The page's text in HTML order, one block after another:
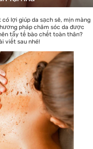
lợi giúp da sạch sẽ, mịn màng
pháp chăm sóc da được
tẩy tế bào chết toàn thân?
viết sau nhé!